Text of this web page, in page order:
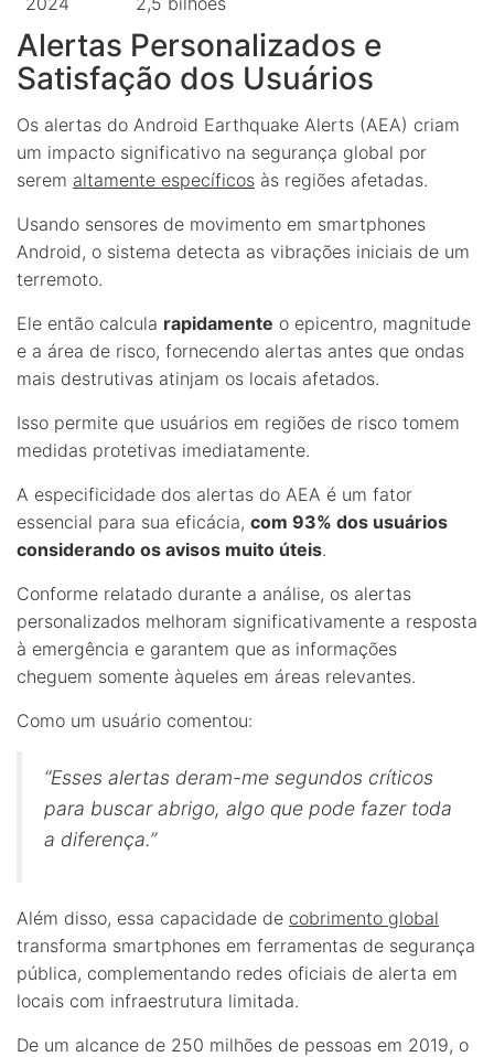
Alertas Personalizados e
Satisfação dos Usuários
Os alertas do Android Earthquake Alerts (AEA) criam
um impacto significativo na segurança global por
serem altamente específicos às regiões afetadas.
Usando sensores de movimento em smartphones
Android, o sistema detecta as vibrações iniciais de um
terremoto.
Ele então calcula rapidamente o epicentro, magnitude
e a área de risco, fornecendo alertas antes que ondas
mais destrutivas atinjam os locais afetados.
Isso permite que usuários em regiões de risco tomem
medidas protetivas imediatamente.
A especificidade dos alertas do AEA é um fator
essencial para sua eficácia, com 93% dos usuários
considerando os avisos muito úteis.
Conforme relatado durante a análise, os alertas
personalizados melhoram significativamente a resposta
à emergência e garantem que as informações
cheguem somente àqueles em áreas relevantes.
Como um usuário comentou:
“Esses alertas deram-me segundos críticos
para buscar abrigo, algo que pode fazer toda
a diferença.”
Além disso, essa capacidade de cobrimento global
transforma smartphones em ferramentas de segurança
pública, complementando redes oficiais de alerta em
locais com infraestrutura limitada.
De um alcance de 250 milhões de pessoas em 2019, o